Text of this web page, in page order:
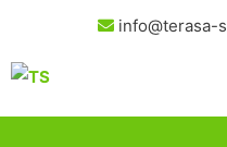
info@terasa-